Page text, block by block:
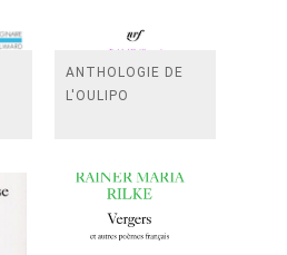
ANTHOLOGIE DE
L'OULIPO